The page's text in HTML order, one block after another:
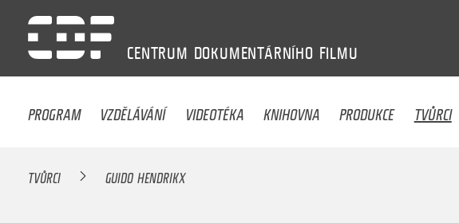
CENTRUM DOKUMENTÁRNÍHO FILMU
PROGRAM VZDĚLÁVÁNÍ VIDEOTÉKA KNIHOVNA PRODUKCE TVŮRCI
TVŮRCI GUIDO HENDRIKX